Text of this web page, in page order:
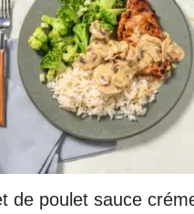
de poulet sauce